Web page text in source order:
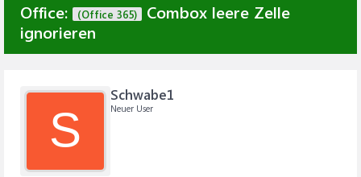
Office: (Office 365)
Combox leere Zelle
ignorieren
S
Schwabe1
Neuer User